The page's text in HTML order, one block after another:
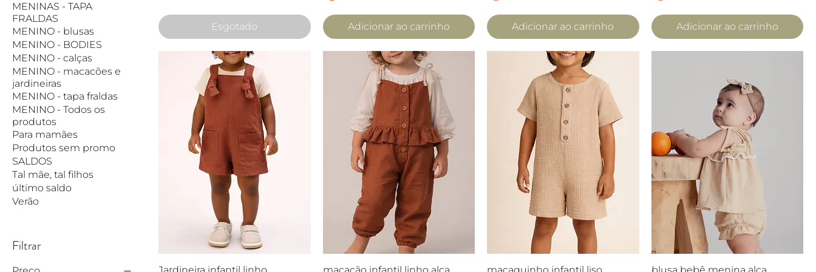
MENINAS - TAPA
FRALDAS
MENINO - blusas
MENINO - BODIES
MENINO - calças
MENINO - macacões e
jardineiras
MENINO - tapa fraldas
MENINO - Todos os
produtos
Para mamães
Produtos sem promo
SALDOS
Tal mãe, tal filhos
último saldo
Verão
Filtrar
Esgotado Adicionar ao carrinho Adicionar ao carrinho Adicionar ao carrinho
Visualização rápida Visualização rápida Visualização rápida Visualização rápida